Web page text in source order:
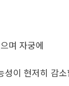
며 자궁에
성이 현저히 감